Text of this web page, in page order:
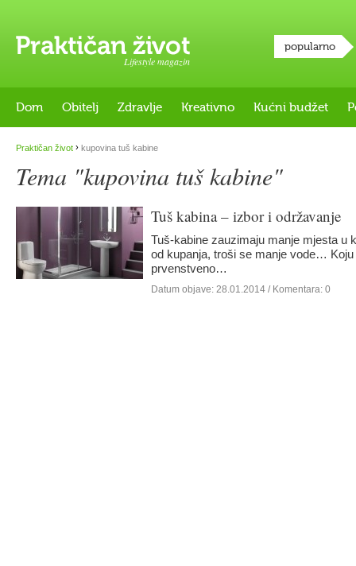
Lifestyle magazin
popularno
Dom Obitelj Zdravlje Kreativno Kućni budžet
Praktičan život › kupovina tuš kabine
Tema "kupovina tuš kabine"
Tuš kabina – izbor i održavanje
Tuš-kabine zauzimaju manje mjesta u
od kupanja, troši se manje vode… Koju
prvenstveno…
Datum objave: 28.01.2014 / Komentara: 0